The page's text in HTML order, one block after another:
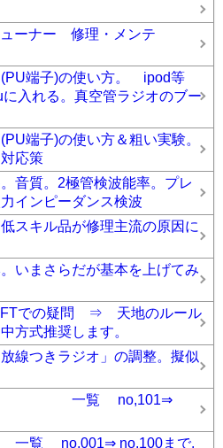
ューナー 修理・メンテ
端子)の使い方。 ipod等
入れる。真空管ラジオのブー
端子)の使い方＆粗い実験。
応策
音質。2極管検波能率。プレ
インピーダンス検波
スキル品が修理主流の原因に
いまさらだが基本を上げてみ
IFTでの疑問 ⇒ 天地のルール
方式推奨します。
線つきラジオ」の調整。擬似
ット 一覧 no,101⇒
一覧 no,001⇒ no,100まで.